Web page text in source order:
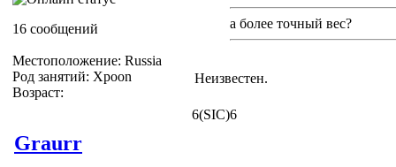
16 сообщений
Местоположение: Russia
Род занятий: Xpoon
Возраст:
а более точный вес?
Неизвестен.
6(SIC)6
Graurr